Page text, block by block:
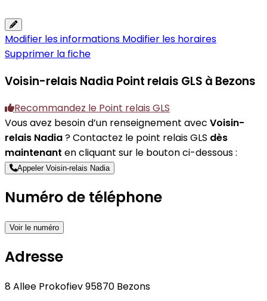
Modifier les informations Modifier les horaires
Supprimer la fiche
Voisin-relais Nadia Point relais GLS à Bezons
Recommandez le Point relais GLS
Vous avez besoin d’un renseignement avec Voisin-
relais Nadia? Contactez le point relais GLS dès
maintenant en cliquant sur le bouton ci-dessous :
Appeler Voisin-relais Nadia
Numéro de téléphone
Voir le numéro
Adresse
8 Allee Prokofiev 95870 Bezons